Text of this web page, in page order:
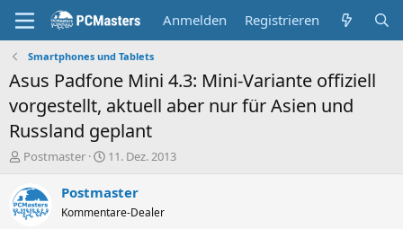
Anmelden Registrieren
Smartphones und Tablets
Asus Padfone Mini 4.3: Mini-Variante offiziell
vorgestellt, aktuell aber nur für Asien und
Russland geplant
E
s
t
e
Postmaster
E
s
e
11. Dez. 2013
Postmaster
Kommentare-Dealer